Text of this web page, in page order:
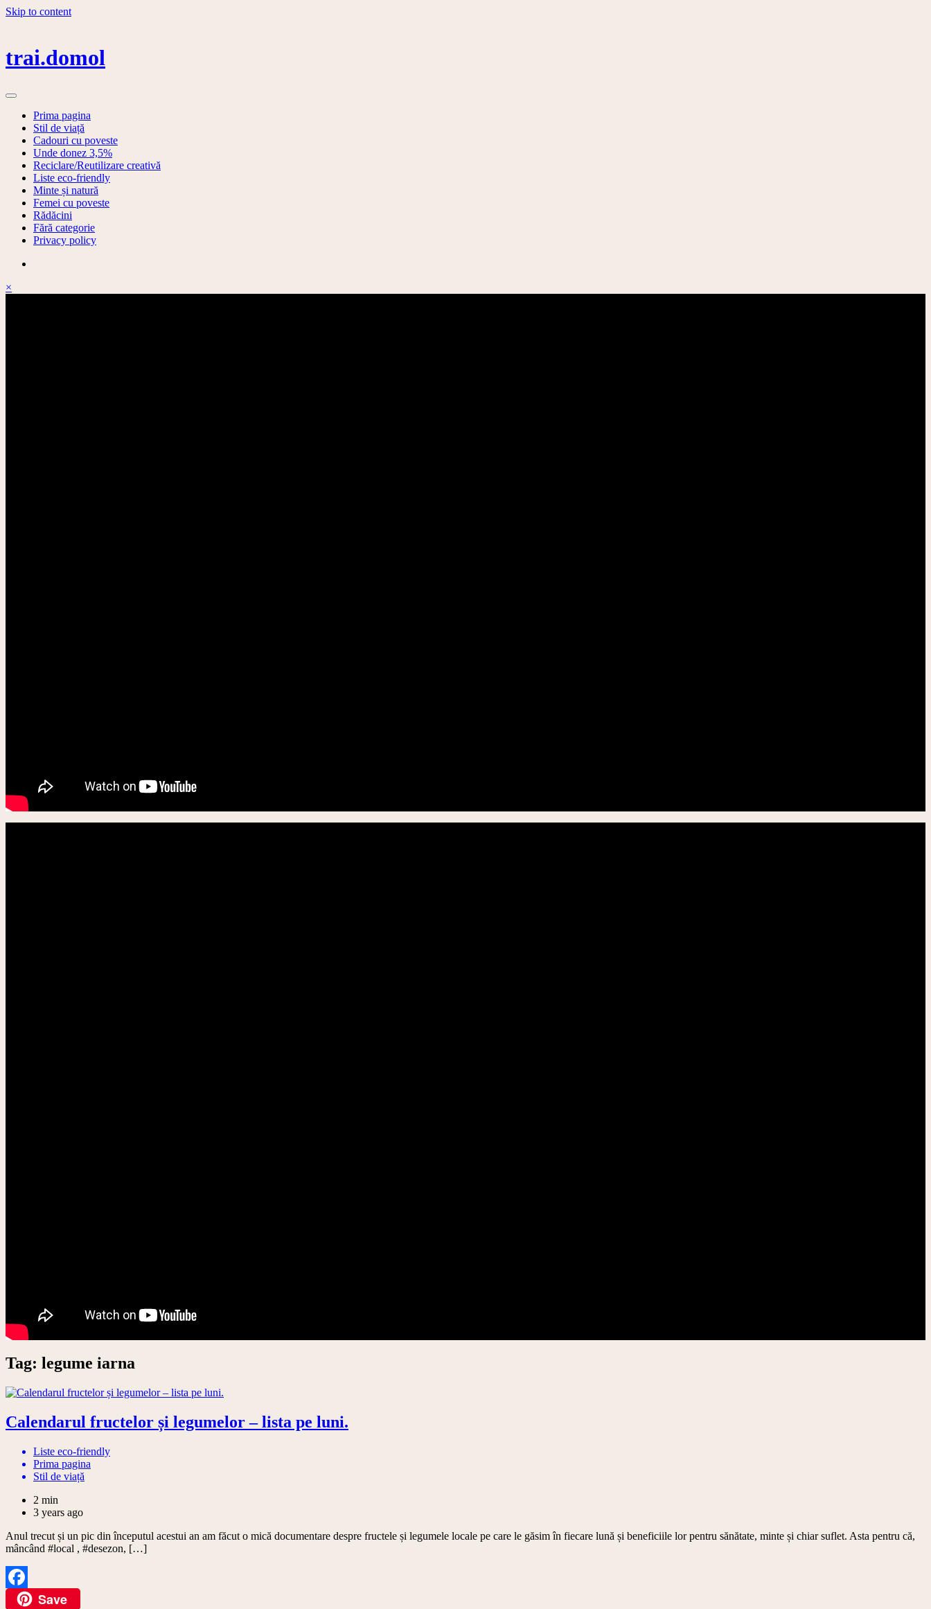
Skip to content
trai.domol
Prima pagina
Stil de viață
Cadouri cu poveste
Unde donez 3,5%
Reciclare/Reutilizare creativă
Liste eco-friendly
Minte și natură
Femei cu poveste
Rădăcini
Fără categorie
Privacy policy
×
Tag: legume iarna
Calendarul fructelor și legumelor – lista pe luni.
Liste eco-friendly
Prima pagina
Stil de viață
2 min
3 years ago
Anul trecut și un pic din începutul acestui an am făcut o mică documentare despre fructele și legumele locale pe care le găsim în fiecare lună și beneficiile lor pentru sănătate, minte și chiar suflet. Asta pentru că,
mâncând #local , #desezon, […]
FacebookSave